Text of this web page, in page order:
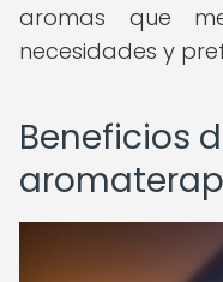
aromas que
necesidades y
Beneficios